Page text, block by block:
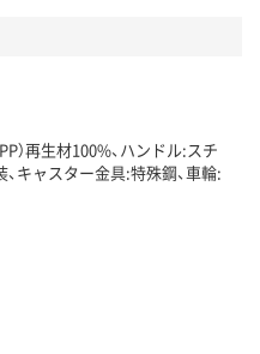
）再生材100%、ハンドル:スチ
キャスター金具:特殊鋼、車輪: